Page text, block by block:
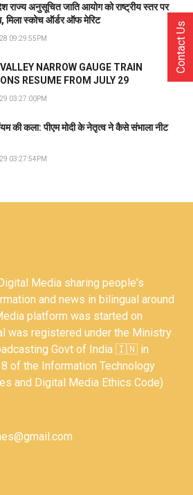
राज्य अनुसूचित जाति आयोग को राष्ट्रीय स्तर पर
मिला स्कोच ऑर्डर ऑफ मेरिट
09:29:55PM
NARROW GAUGE TRAIN
RESUME FROM JULY 29
03:27:00PM
की कला: पीएम मोदी के नेतृत्व ने कैसे संभाला नीट
03:27:54PM
Media sharing people's
and news in bilingual around
platform was started on
was registered under the Ministry
Govt of India 🇮🇳 in
of the Information Technology
and Digital Media Ethics Code)
Contact Us